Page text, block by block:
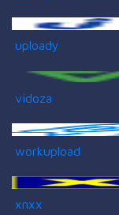
uploady
vidoza
workupload
xnxx